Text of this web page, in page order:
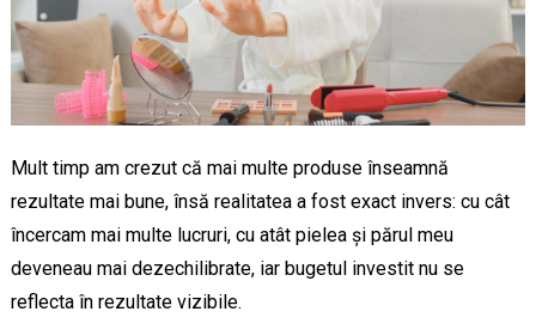
Mult timp am crezut că mai multe produse înseamnă
rezultate mai bune, însă realitatea a fost exact invers: cu cât
încercam mai multe lucruri, cu atât pielea și părul meu
deveneau mai dezechilibrate, iar bugetul investit nu se
reflecta în rezultate vizibile.